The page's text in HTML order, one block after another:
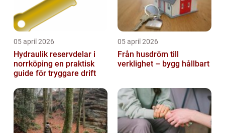
05 april 2026
Hydraulik reservdelar i
norrköping en praktisk
guide för tryggare drift
05 april 2026
Från husdröm till
verklighet – bygg hållbart